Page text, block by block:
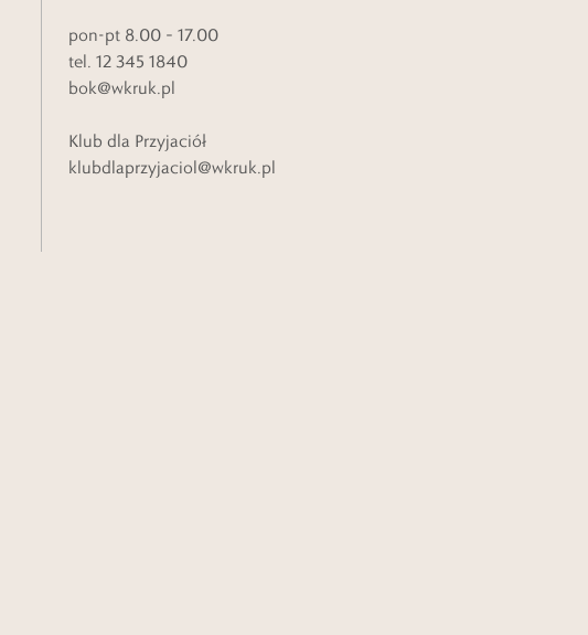
pon-pt 8.00 – 17.00
tel. 12 345 1840
bok@wkruk.pl
Klub dla Przyjaciół
klubdlaprzyjaciol@wkruk.pl